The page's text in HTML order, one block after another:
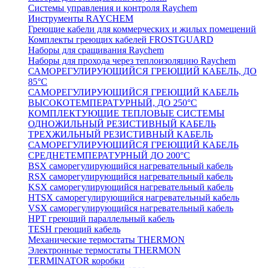
Системы управления и контроля Raychem
Инструменты RAYCHEM
Греющие кабели для коммерческих и жилых помещений
Комплекты греющих кабелей FROSTGUARD
Наборы для сращивания Raychem
Наборы для прохода через теплоизоляцию Raychem
САМОРЕГУЛИРУЮЩИЙСЯ ГРЕЮЩИЙ КАБЕЛЬ, ДО
85°С
САМОРЕГУЛИРУЮЩИЙСЯ ГРЕЮЩИЙ КАБЕЛЬ
ВЫСОКОТЕМПЕРАТУРНЫЙ, ДО 250°С
КОМПЛЕКТУЮЩИЕ ТЕПЛОВЫЕ СИСТЕМЫ
ОДНОЖИЛЬНЫЙ РЕЗИСТИВНЫЙ КАБЕЛЬ
ТРЕХЖИЛЬНЫЙ РЕЗИСТИВНЫЙ КАБЕЛЬ
САМОРЕГУЛИРУЮЩИЙСЯ ГРЕЮЩИЙ КАБЕЛЬ
СРЕДНЕТЕМПЕРАТУРНЫЙ ДО 200°С
BSX саморегулирующийся нагревательный кабель
RSX саморегулирующийся нагревательный кабель
KSX саморегулирующийся нагревательный кабель
HTSX саморегулирующийся нагревательный кабель
VSX саморегулирующийся нагревательный кабель
НРТ греющий параллельный кабель
TESH греющий кабель
Механические термостаты THERMON
Электронные термостаты THERMON
TERMINATOR коробки